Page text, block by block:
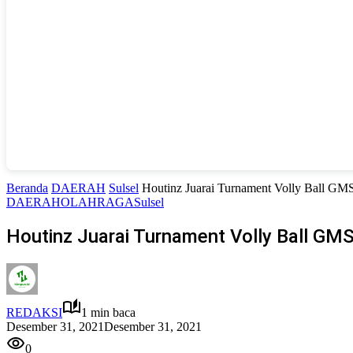
Beranda DAERAH Sulsel Houtinz Juarai Turnament Volly Ball
DAERAHOLAHRAGASulsel
Houtinz Juarai Turnament Volly Ball
REDAKSI
1 min baca
Desember 31, 2021Desember 31, 2021
0